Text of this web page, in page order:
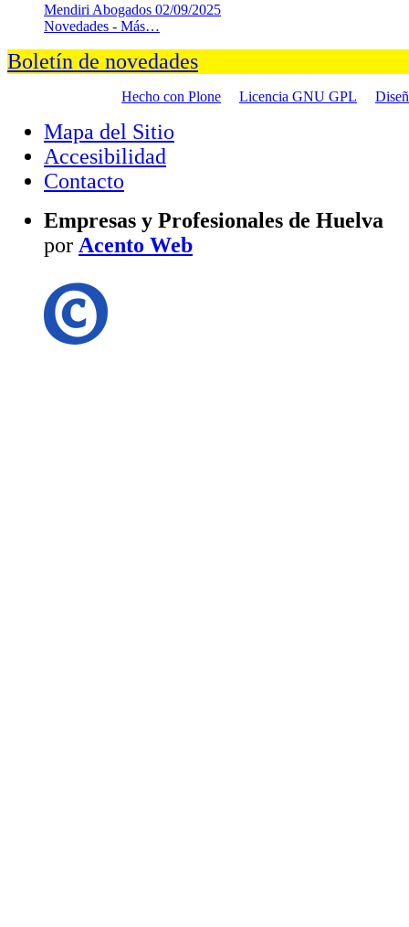
Mendiri Abogados 02/09/2025
Novedades - Más…
Boletín de novedades
Hecho con Plone Licencia GNU GPL
Mapa del Sitio
Accesibilidad
Contacto
Empresas y Profesionales de Huelva
por Acento Web